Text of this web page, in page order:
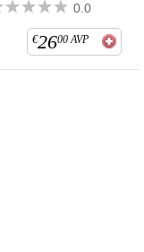
0.0
€2600 AVP